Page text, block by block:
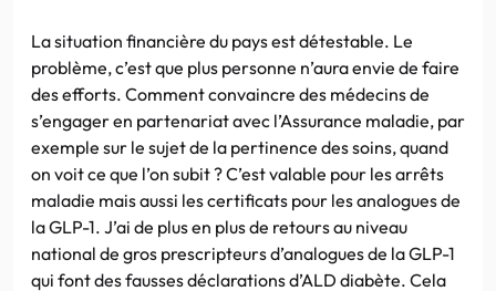
La situation financière du pays est détestable. Le
problème, c’est que plus personne n’aura envie de faire
des efforts. Comment convaincre des médecins de
s’engager en partenariat avec l’Assurance maladie, par
exemple sur le sujet de la pertinence des soins, quand
on voit ce que l’on subit ? C’est valable pour les arrêts
maladie mais aussi les certificats pour les analogues de
la GLP-1. J’ai de plus en plus de retours au niveau
national de gros prescripteurs d’analogues de la GLP-1
qui font des fausses déclarations d’ALD diabète. Cela